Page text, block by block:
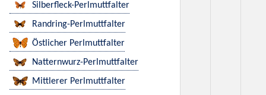
Silberfleck-Perlmuttfalter
Randring-Perlmuttfalter
Östlicher Perlmuttfalter
Natternwurz-Perlmuttfalter
Mittlerer Perlmuttfalter